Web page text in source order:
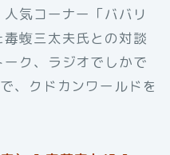
気コーナー「ババリ
蝮三太夫氏との対談
ク、ラジオでしかで
、クドカンワールドを